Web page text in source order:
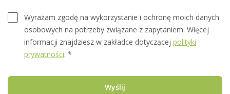
Wyrażam zgodę na wykorzystanie i ochronę moich danych
osobowych na potrzeby związane z zapytaniem. Więcej
informacji znajdziesz w zakładce dotyczącej polityki
prywatności. *
Wyślij